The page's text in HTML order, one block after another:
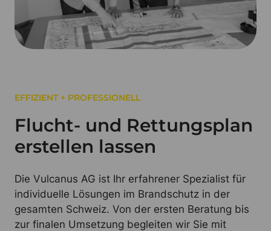
EFFIZIENT + PROFESSIONELL
Flucht- und Rettungsplan
erstellen lassen
Die Vulcanus AG ist Ihr erfahrener Spezialist für
individuelle Lösungen im Brandschutz in der
gesamten Schweiz. Von der ersten Beratung bis
zur finalen Umsetzung begleiten wir Sie mit